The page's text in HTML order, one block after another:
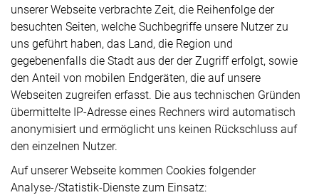
unserer Webseite verbrachte Zeit, die Reihenfolge der
besuchten Seiten, welche Suchbegriffe unsere Nutzer zu
uns geführt haben, das Land, die Region und
gegebenenfalls die Stadt aus der der Zugriff erfolgt, sowie
den Anteil von mobilen Endgeräten, die auf unsere
Webseiten zugreifen erfasst. Die aus technischen Gründen
übermittelte IP-Adresse eines Rechners wird automatisch
anonymisiert und ermöglicht uns keinen Rückschluss auf
den einzelnen Nutzer.
Auf unserer Webseite kommen Cookies folgender
Analyse-/Statistik-Dienste zum Einsatz: